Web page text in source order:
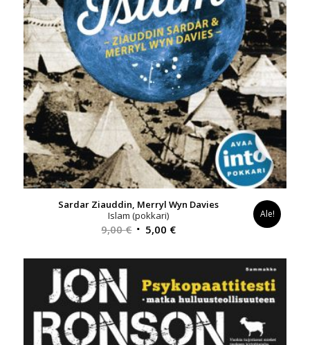
Sardar Ziauddin, Merryl Wyn Davies
Islam (pokkari)
9,00€ Alkuperäinen
oli:
9,00 €.
5,00 €Nykyinen
on:
5,00 €.
Ale!